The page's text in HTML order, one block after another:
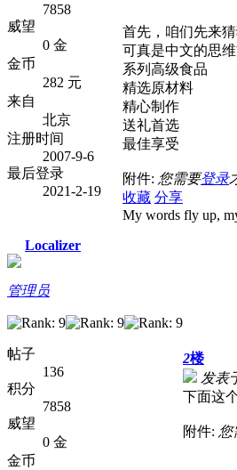
7858
威望
0 金
金币
282 元
来自
北京
注册时间
2007-9-6
最后登录
2021-2-19
首先，咱们先来
可真是中文的思
系列高级食品
精选原材料
精心制作
送礼首选
最佳享受
附件: 您需要登录
收藏 分享
My words fly up,
Localizer
管理员
帖子
136
积分
7858
威望
0 金
金币
2楼
发表
下面这
附件: 您